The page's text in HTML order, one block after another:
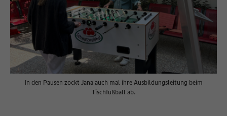
In den Pausen zockt Jana auch mal ihre Ausbildungsleitung beim
Tischfußball ab.